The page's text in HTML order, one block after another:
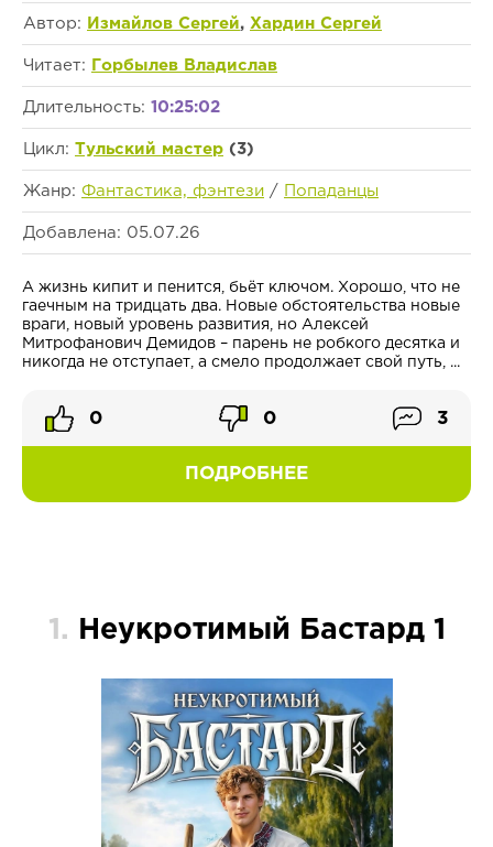
Автор: Измайлов Сергей, Хардин Сергей
Читает: Горбылев Владислав
Длительность: 10:25:02
Цикл: Тульский мастер (3)
Жанр: Фантастика, фэнтези / Попаданцы
Добавлена: 05.07.26
А жизнь кипит и пенится, бьёт ключом. Хорошо, что не
гаечным на тридцать два. Новые обстоятельства новые
враги, новый уровень развития, но Алексей
Митрофанович Демидов – парень не робкого десятка и
никогда не отступает, а смело продолжает свой путь, ...
ПОДРОБНЕЕ
0 0 3
1. Неукротимый Бастард 1